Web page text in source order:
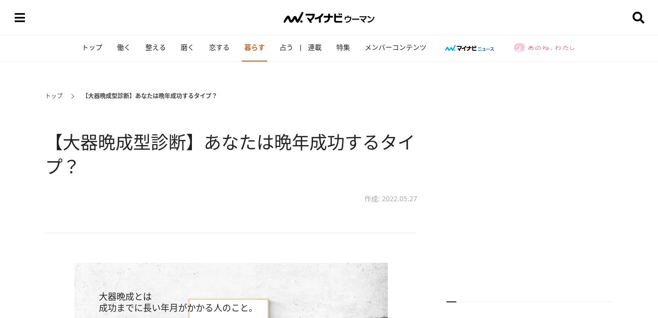
トップ 働く 整える 磨く 恋する 暮らす 占う 連載 特集 メンバーコンテンツ
トップ 【大器晩成型診断】あなたは晩年成功するタイプ？
【大器晩成型診断】あなたは晩年成功するタイ
プ？
作成: 2022.05.27
大器晩成とは
成功までに長い年月がかかる人のこと。